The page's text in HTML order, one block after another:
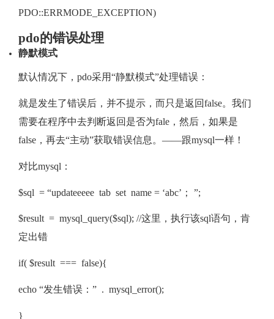
PDO::ERRMODE_EXCEPTION)
pdo的错误处理
静默模式
默认情况下，pdo采用“静默模式”处理错误：
就是发生了错误后，并不提示，而只是返回false。我们
需要在程序中去判断返回是否为fale，然后，如果是
false，再去“主动”获取错误信息。——跟mysql一样！
对比mysql：
$sql = “updateeeee tab set name = ‘abc’； ”;
$result = mysql_query($sql); //这里，执行该sql语句，肯
定出错
if( $result === false){
echo “发生错误：” . mysql_error();
}